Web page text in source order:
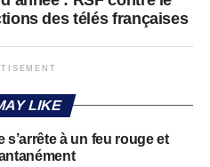
des télés françaises
LIKE
s’arrête à un feu rouge et